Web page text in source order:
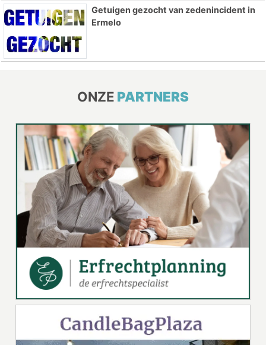
Getuigen gezocht van zedenincident in
Ermelo
ONZE PARTNERS